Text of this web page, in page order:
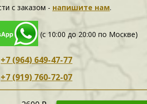
c заказом - напишите нам.
(с 10:00 до 20:00 по Москве)
+7 (964) 649-47-77
+7 (919) 760-72-07